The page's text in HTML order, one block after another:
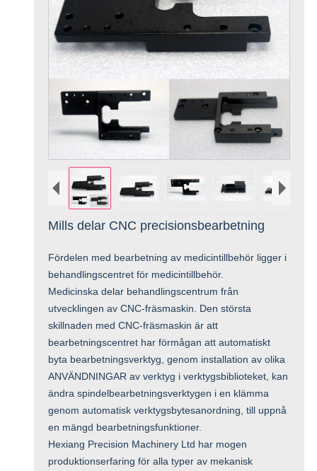
Mills delar CNC precisionsbearbetning
Fördelen med bearbetning av medicintillbehör ligger i
behandlingscentret för medicintillbehör.
Medicinska delar behandlingscentrum från
utvecklingen av CNC-fräsmaskin. Den största
skillnaden med CNC-fräsmaskin är att
bearbetningscentret har förmågan att automatiskt
byta bearbetningsverktyg, genom installation av olika
ANVÄNDNINGAR av verktyg i verktygsbiblioteket, kan
ändra spindelbearbetningsverktygen i en klämma
genom automatisk verktygsbytesanordning, till uppnå
en mängd bearbetningsfunktioner.
Hexiang Precision Machinery Ltd har mogen
produktionserfaring för alla typer av mekanisk